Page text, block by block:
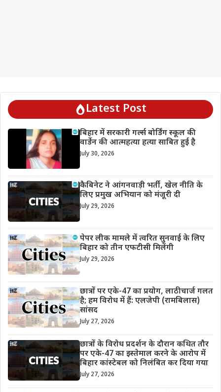
Latest Post
बिहार में सरकारी गर्ल्स बोर्डिंग स्कूल की
वार्डेन की आत्महत्या हत्या साबित हुई है
July 30, 2026
कैबिनेट ने आंगनवाड़ी भर्ती, खेल नीति के
लिए प्रमुख अभियान को मंजूरी दी
July 29, 2026
पेपर लीक मामले में त्वरित सुनवाई के लिए
बिहार को तीन एफटीसी मिलेंगी
July 29, 2026
छात्रों पर एके-47 का प्रयोग, लाठीचार्ज गलत
है; हम विरोध में हैं: एलजेपी (रामबिलास)
सांसद
July 27, 2026
छात्रों के विरोध प्रदर्शन के दौरान कथित तौर
पर एके-47 का इस्तेमाल करने के आरोप में
बिहार कांस्टेबल को निलंबित कर दिया गया
July 27, 2026